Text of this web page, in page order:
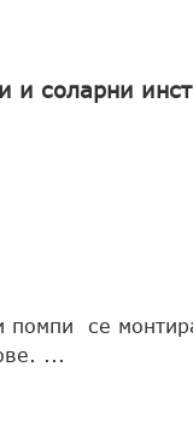
и соларни
помпи се
...